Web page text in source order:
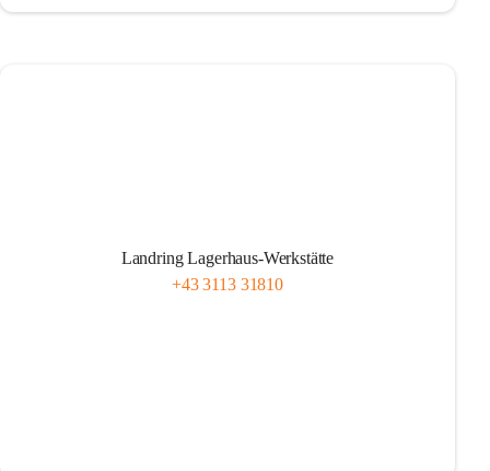
Landring Lagerhaus-Werkstätte
+43 3113 31810